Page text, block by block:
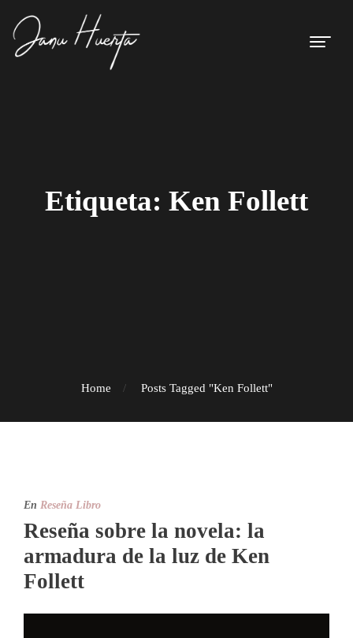
Etiqueta: Ken Follett
Home Posts Tagged "Ken Follett"
En Reseña Libro
Reseña sobre la novela: la
armadura de la luz de Ken
Follett